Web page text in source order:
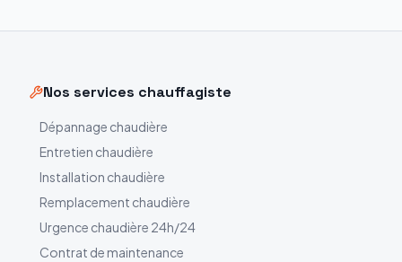
Nos services chauffagiste
Dépannage chaudière
Entretien chaudière
Installation chaudière
Remplacement chaudière
Urgence chaudière 24h/24
Contrat de maintenance